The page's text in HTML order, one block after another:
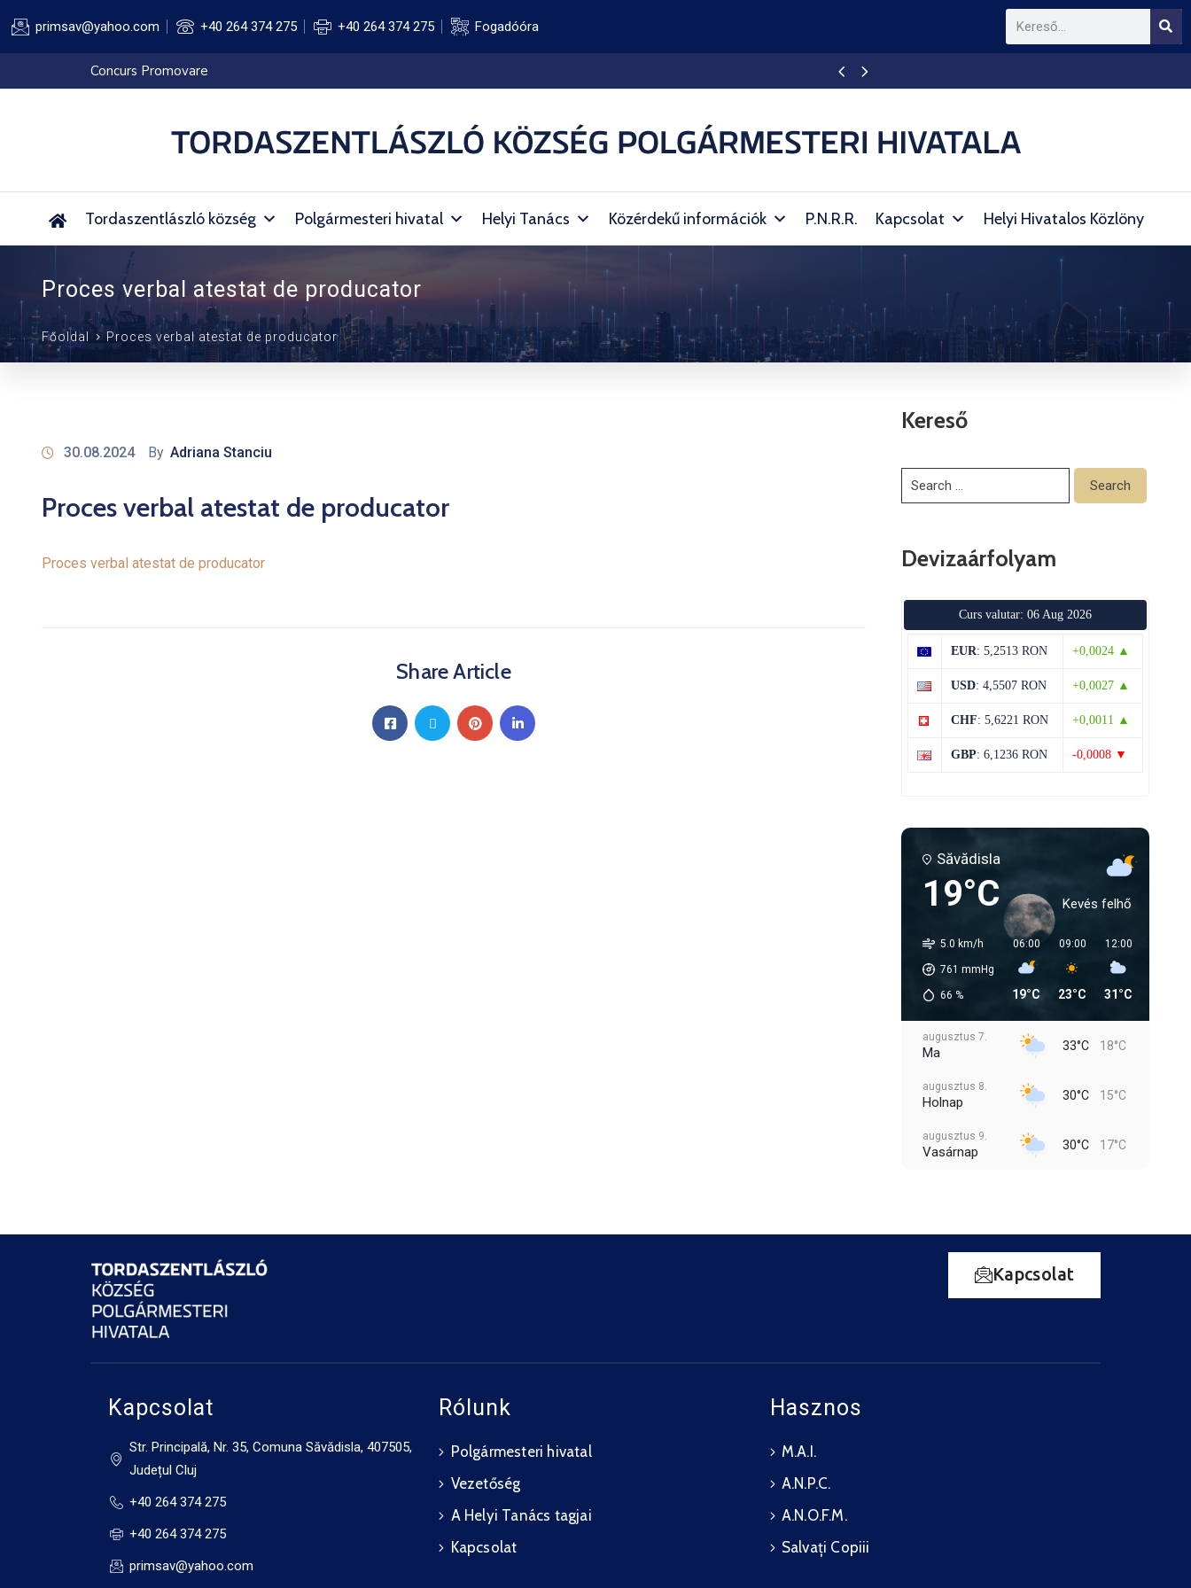
primsav@yahoo.com +40 264 374 275 +40 264 374 275 Fogadóóra
Concurs Promovare
Tordaszentlászló község Polgármesteri hivatal Helyi Tanács Közérdekű információk P.N.R.R. Kapcsolat Helyi Hivatalos Közlöny
Proces verbal atestat de producator
Főoldal Proces verbal atestat de producator
30.08.2024 By Adriana Stanciu
Proces verbal atestat de producator
Proces verbal atestat de producator
Share Article
Kereső
Devizaárfolyam
Curs valutar: 06 Aug 2026
EUR: 5,2513 RON +0,0024 ▲
USD: 4,5507 RON +0,0027 ▲
CHF: 5,6221 RON +0,0011 ▲
GBP: 6,1236 RON -0,0008 ▼
Săvădisla
19°C Kevés felhő
5.0 km/h
761 mmHg
66 %
06:00
19°C
09:00
23°C
12:00
31°C
augusztus 7.
Ma 33°C 18°C
augusztus 8.
Holnap 30°C 15°C
augusztus 9.
Vasárnap 30°C 17°C
augusztus 11.
Kedd
augusztus 12.
Szerda
Kapcsolat
Kapcsolat
Str. Principală, Nr. 35, Comuna Săvădisla, 407505,
Județul Cluj
+40 264 374 275
+40 264 374 275
primsav@yahoo.com
Rólunk
Polgármesteri hivatal
Vezetőség
A Helyi Tanács tagjai
Kapcsolat
Hasznos
M.A.I.
A.N.P.C.
A.N.O.F.M.
Salvați Copiii